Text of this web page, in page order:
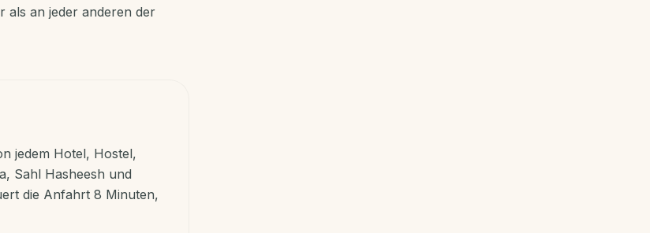
als an jeder anderen der
jedem Hotel, Hostel,
Sahl Hasheesh und
die Anfahrt 8 Minuten,